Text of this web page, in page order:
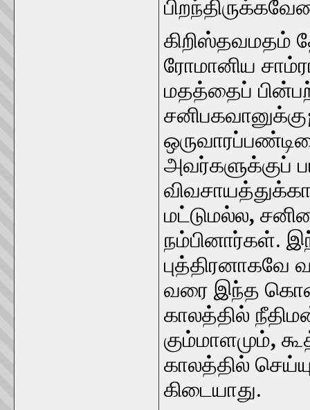
கிறிஸ்தவமதம்
ரோமானிய
மதத்தைப்
சனிபகவானுக்கு
அவர்களுக்குப்
மட்டுமல்ல,
நம்பினார்கள்.
புத்திரனாகவே
வரை இந்த
காலத்தில்
கும்மாளமும்,
காலத்தில்
கிடையாது.